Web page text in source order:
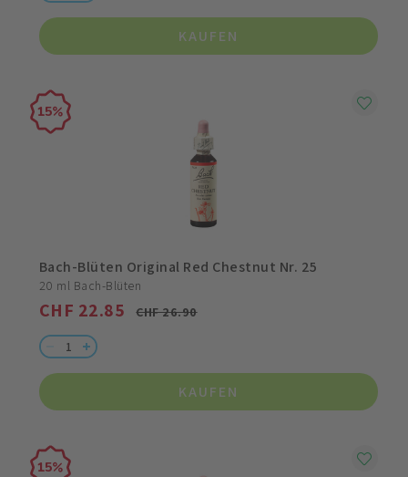
KAUFEN
15
Bach-Blüten Original Red Chestnut Nr. 25
20 ml Bach-Blüten
CHF 26.90
CHF 22.85
KAUFEN
15